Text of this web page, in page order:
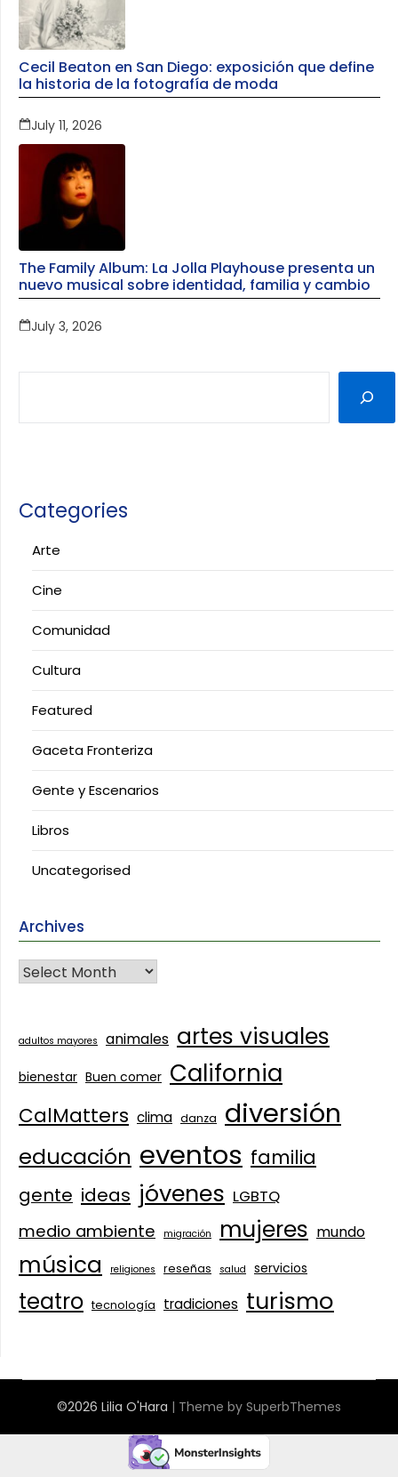
Cecil Beaton en San Diego: exposición que define
la historia de la fotografía de moda
July 11, 2026
The Family Album: La Jolla Playhouse presenta un
nuevo musical sobre identidad, familia y cambio
July 3, 2026
Categories
Arte
Cine
Comunidad
Cultura
Featured
Gaceta Fronteriza
Gente y Escenarios
Libros
Uncategorised
Archives
adultos mayores animales artes visuales
bienestar Buen comer California
CalMatters clima danza diversión
educación eventos familia
gente ideas jóvenes LGBTQ
medio ambiente migración mujeres mundo
música religiones reseñas salud servicios
teatro tecnología tradiciones turismo
©2026 Lilia O'Hara | Theme by SuperbThemes